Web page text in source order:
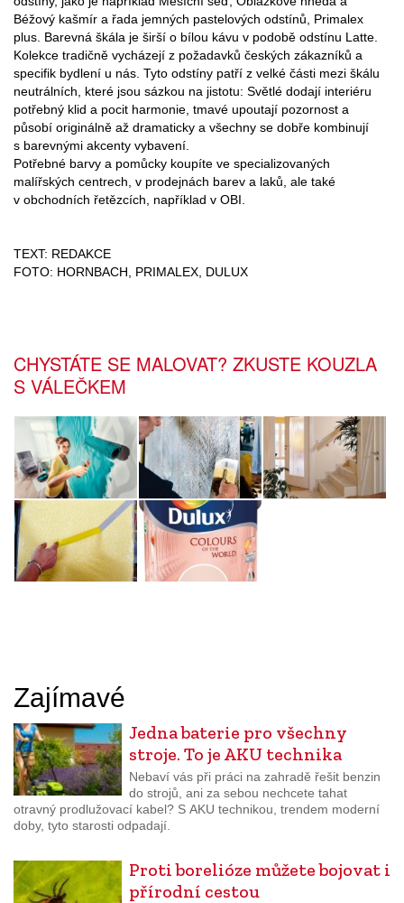
Béžový kašmír a řada jemných pastelových odstínů, Primalex
plus. Barevná škála je širší o bílou kávu v podobě odstínu Latte.
Kolekce tradičně vycházejí z požadavků českých zákazníků a
specifik bydlení u nás. Tyto odstíny patří z velké části mezi škálu
neutrálních, které jsou sázkou na jistotu: Světlé dodají interiéru
potřebný klid a pocit harmonie, tmavé upoutají pozornost a
působí originálně až dramaticky a všechny se dobře kombinují
s barevnými akcenty vybavení.
Potřebné barvy a pomůcky koupíte ve specializovaných
malířských centrech, v prodejnách barev a laků, ale také
v obchodních řetězcích, například v OBI.
TEXT: REDAKCE
FOTO: HORNBACH, PRIMALEX, DULUX
CHYSTÁTE SE MALOVAT? ZKUSTE KOUZLA
S VÁLEČKEM
Zajímavé
Jedna baterie pro všechny
stroje. To je AKU technika
Nebaví vás při práci na zahradě řešit benzin
do strojů, ani za sebou nechcete tahat
otravný prodlužovací kabel? S AKU technikou, trendem moderní
doby, tyto starosti odpadají.
Proti borelióze můžete bojovat i
přírodní cestou